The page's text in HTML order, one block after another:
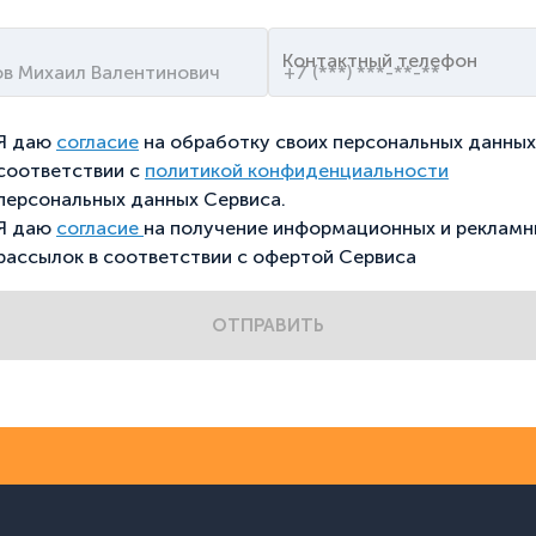
Контактный телефон
даю согласие на обработку своих персональных
с политикой конфиденциальности
данных Сервиса.
даю согласие на получение информационных и
в соответствии с офертой Сервиса
ОТПРАВИТЬ